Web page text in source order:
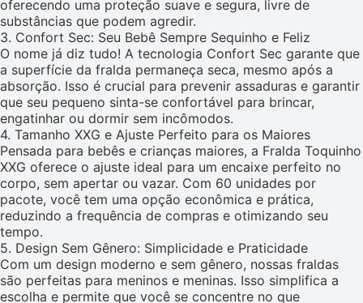
oferecendo uma proteção suave e segura, livre de
substâncias que podem agredir.
3. Confort Sec: Seu Bebê Sempre Sequinho e Feliz
O nome já diz tudo! A tecnologia Confort Sec garante que
a superfície da fralda permaneça seca, mesmo após a
absorção. Isso é crucial para prevenir assaduras e garantir
que seu pequeno sinta-se confortável para brincar,
engatinhar ou dormir sem incômodos.
4. Tamanho XXG e Ajuste Perfeito para os Maiores
Pensada para bebês e crianças maiores, a Fralda Toquinho
XXG oferece o ajuste ideal para um encaixe perfeito no
corpo, sem apertar ou vazar. Com 60 unidades por
pacote, você tem uma opção econômica e prática,
reduzindo a frequência de compras e otimizando seu
tempo.
5. Design Sem Gênero: Simplicidade e Praticidade
Com um design moderno e sem gênero, nossas fraldas
são perfeitas para meninos e meninas. Isso simplifica a
escolha e permite que você se concentre no que